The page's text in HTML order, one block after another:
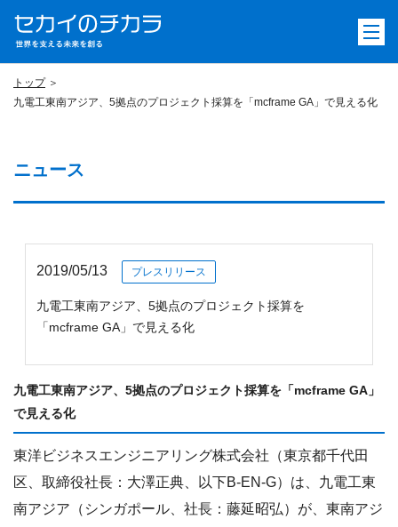
トップ
九電工東南アジア、5拠点のプロジェクト採算を「mcframe GA」で見える化
ニュース
2019/05/13 プレスリリース
九電工東南アジア、5拠点のプロジェクト採算を
「mcframe GA」で見える化
九電工東南アジア、5拠点のプロジェクト採算を「mcframe GA」
で見える化
東洋ビジネスエンジニアリング株式会社（東京都千代田
区、取締役社長：大澤正典、以下B-EN-G）は、九電工東
南アジア（シンガポール、社長：藤延昭弘）が、東南アジ